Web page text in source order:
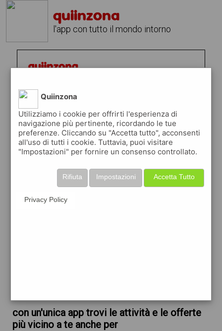
quiinzona
l'app con tutto il mondo intorno
con un'unica app trovi le attività e le offerte
più vicino a te anche per
Quiinzona
Utilizziamo i cookie per offrirti l'esperienza di
navigazione più pertinente, ricordando le tue
preferenze. Cliccando su "Accetta tutto", acconsenti
all'uso di tutti i cookie. Tuttavia, puoi visitare
"Impostazioni" per fornire un consenso controllato.
Accetta Tutto
Impostazioni
Rifiuta
Privacy Policy